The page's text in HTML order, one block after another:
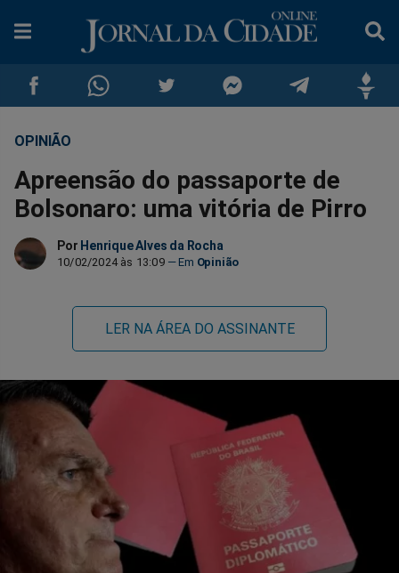
Compartilhar
no
Facebook
Compartilhar
no
Whatsapp
no
Twitter
no
Messenger
no
OPINIÃO
Apreensão do passaporte de
Bolsonaro: uma vitória de Pirro
Por Henrique Alves da Rocha
10/02/2024 às 13:09 Opinião
LER NA ÁREA DO ASSINANTE